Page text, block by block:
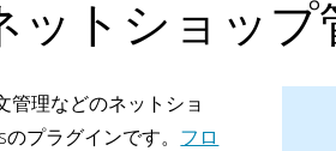
ットショッ
管理などのネットショ
プラグインです。 フロ